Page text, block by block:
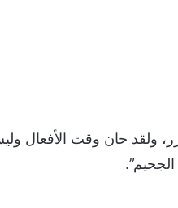
ولقد حان وقت الأفعال